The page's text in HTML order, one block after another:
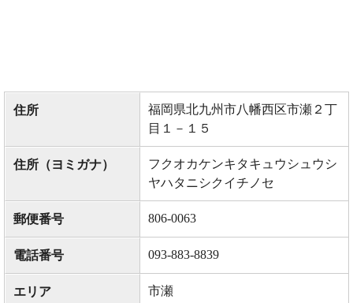
住所
福岡県北九州市八幡西区市瀬２丁
目１－１５
住所（ヨミガナ）
フクオカケンキタキュウシュウシ
ヤハタニシクイチノセ
郵便番号 806-0063
電話番号 093-883-8839
エリア 市瀬